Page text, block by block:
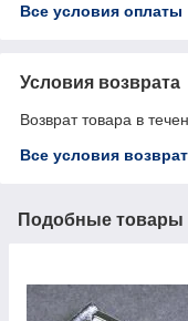
Все условия оплаты
Условия возврата
Возврат товара в
Все условия
Подобные товары